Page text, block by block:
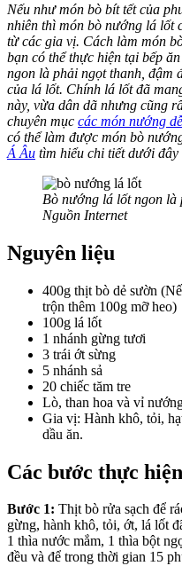
Nếu như món bò bít tết của
nhiên thì món bò nướng lá lốt
từ các gia vị. Cách làm món
bạn có thể thực hiện tại bếp
ngon là phải ngọt thanh, đậm
của lá lốt. Chính lá lốt đã
này, vừa dân dã nhưng cũng
chuyên mục các món nướng
có thể làm được món bò
Á Âu tìm hiểu chi tiết dưới đây
Bò nướng lá lốt ngon là
Nguồn Internet
Nguyên liệu
400g thịt bò dẻ sườn
trộn thêm 100g mỡ heo)
100g lá lốt
1 nhánh gừng tươi
3 trái ớt sừng
5 nhánh sả
20 chiếc tăm tre
Lò, than hoa và vỉ
Gia vị: Hành khô, tỏi,
dầu ăn.
Các bước thực hiện
Bước 1: Thịt bò rửa sạch để
gừng, hành khô, tỏi, ớt, lá lốt
1 thìa nước mắm, 1 thìa bột
đều và để trong thời gian 15